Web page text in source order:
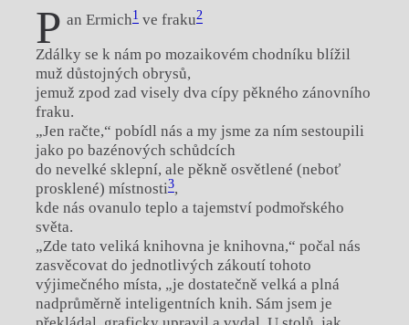
P an Ermich1 ve fraku2
Zdálky se k nám po mozaikovém chodníku blížil
muž důstojných obrysů,
jemuž zpod zad visely dva cípy pěkného zánovního
fraku.
„Jen račte,“ pobídl nás a my jsme za ním sestoupili
jako po bazénových schůdcích
do nevelké sklepní, ale pěkně osvětlené (neboť
prosklené) místnosti3,
kde nás ovanulo teplo a tajemství podmořského
světa.
„Zde tato veliká knihovna je knihovna,“ počal nás
zasvěcovat do jednotlivých zákoutí tohoto
výjimečného místa, „je dostatečně velká a plná
nadprůměrně inteligentních knih. Sám jsem je